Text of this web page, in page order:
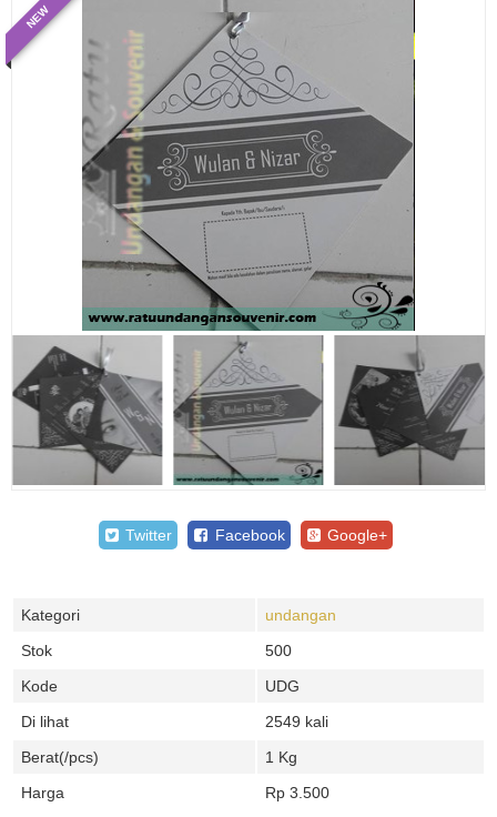
NEW
Twitter Facebook Google+
Kategori
undangan
Stok
500
Kode
UDG
Di lihat
2549 kali
Berat(/pcs)
1 Kg
Harga
Rp 3.500